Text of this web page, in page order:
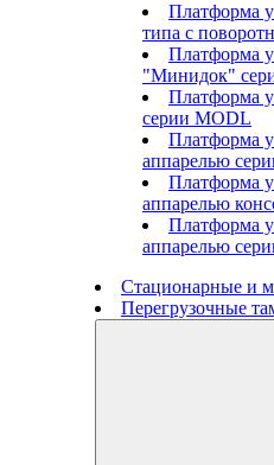
Платформа
типа с
Платформа
"Минидок"
Платформа
серии MODL
Платформа
аппарелью
Платформа
аппарелью
Платформа
аппарелью
Стационарные и
Перегрузочные